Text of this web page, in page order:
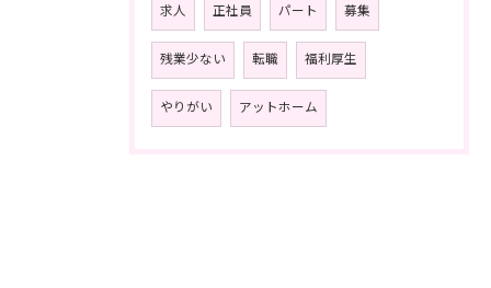
求人 正社員 パート 募集
残業少ない 転職 福利厚生
やりがい アットホーム